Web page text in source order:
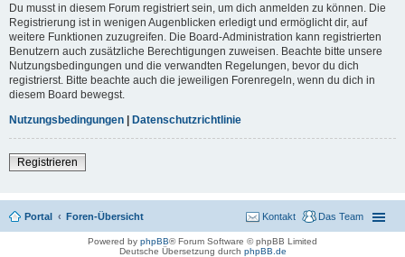
Du musst in diesem Forum registriert sein, um dich anmelden zu können. Die
Registrierung ist in wenigen Augenblicken erledigt und ermöglicht dir, auf
weitere Funktionen zuzugreifen. Die Board-Administration kann registrierten
Benutzern auch zusätzliche Berechtigungen zuweisen. Beachte bitte unsere
Nutzungsbedingungen und die verwandten Regelungen, bevor du dich
registrierst. Bitte beachte auch die jeweiligen Forenregeln, wenn du dich in
diesem Board bewegst.
Nutzungsbedingungen | Datenschutzrichtlinie
Registrieren
Portal Foren-Übersicht Das Team
Kontakt
Powered by phpBB® Forum Software © phpBB Limited
Deutsche Übersetzung durch phpBB.de